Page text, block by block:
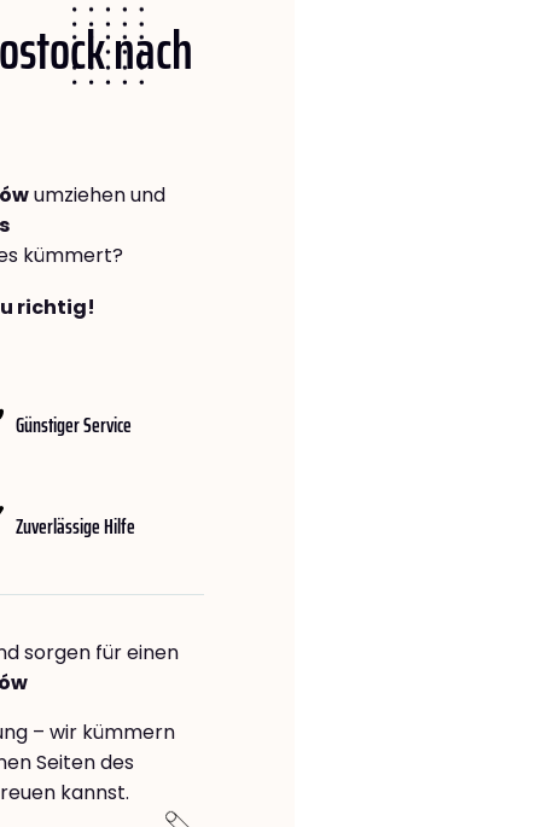
nach
umziehen und
kümmert?
richtig!
Günstiger Service
Zuverlässige Hilfe
sorgen für einen
– wir kümmern
Seiten des
kannst.